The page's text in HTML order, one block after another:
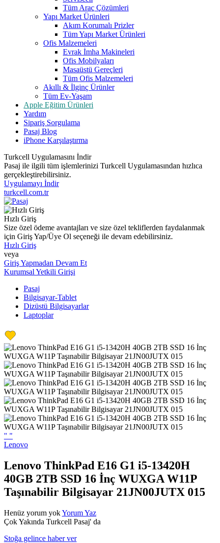
Tüm Araç Çözümleri
Yapı Market Ürünleri
Akım Korumalı Prizler
Tüm Yapı Market Ürünleri
Ofis Malzemeleri
Evrak İmha Makineleri
Ofis Mobilyaları
Masaüstü Gereçleri
Tüm Ofis Malzemeleri
Akıllı & İlginç Ürünler
Tüm Ev-Yaşam
Apple Eğitim Ürünleri
Yardım
Sipariş Sorgulama
Pasaj Blog
iPhone Karşılaştırma
Turkcell Uygulamasını İndir
Pasaj ile ilgili tüm işlemlerinizi Turkcell Uygulamasından hızlıca
gerçekleştirebilirsiniz.
Uygulamayı İndir
turkcell.com.tr
Hızlı Giriş
Size özel ödeme avantajları ve size özel tekliflerden faydalanmak
için Giriş Yap/Üye Ol seçeneği ile devam edebilirsiniz.
Hızlı Giriş
veya
Giriş Yapmadan Devam Et
Kurumsal Yetkili Girişi
Pasaj
Bilgisayar-Tablet
Dizüstü Bilgisayarlar
Laptoplar
" "
Lenovo
Lenovo ThinkPad E16 G1 i5-13420H
40GB 2TB SSD 16 İnç WUXGA W11P
Taşınabilir Bilgisayar 21JN00JUTX 015
Henüz yorum yokYorum Yaz
Çok Yakında Turkcell Pasaj' da
Stoğa gelince haber ver